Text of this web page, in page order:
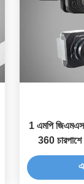
1 এমপি
360 চারপাশে